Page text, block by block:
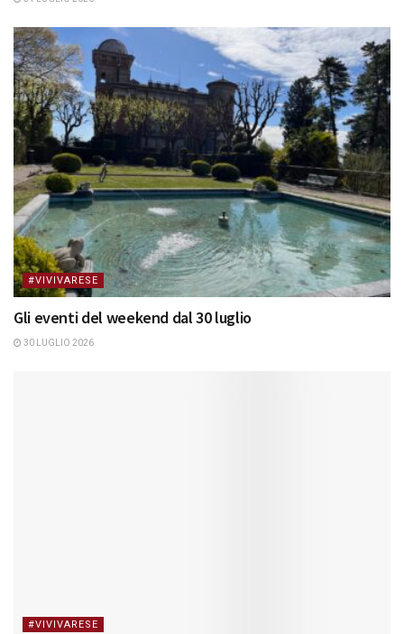
#VIVIVARESE
Gli eventi del weekend dal 30 luglio
30 LUGLIO 2026
#VIVIVARESE